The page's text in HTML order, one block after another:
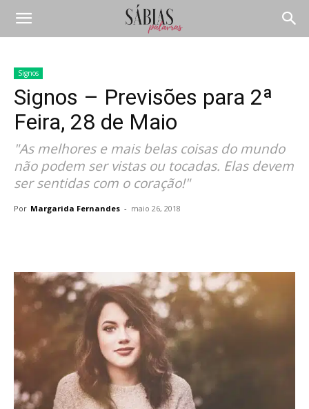
Signos
Signos – Previsões para 2ª
Feira, 28 de Maio
"As melhores e mais belas coisas do mundo
não podem ser vistas ou tocadas. Elas devem
ser sentidas com o coração!"
Por Margarida Fernandes - maio 26, 2018